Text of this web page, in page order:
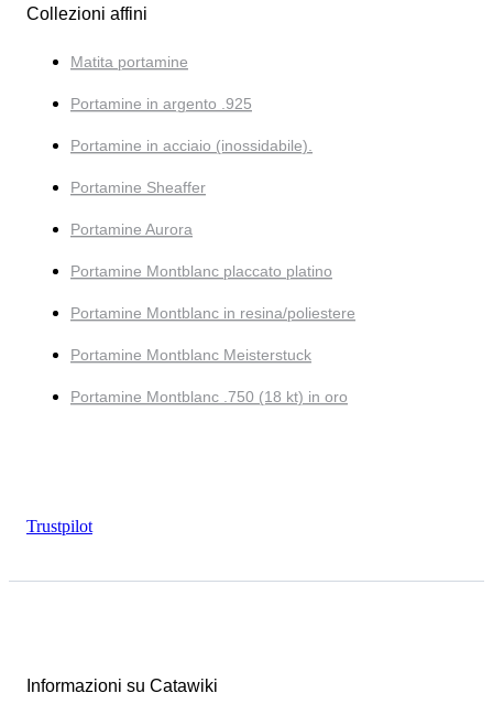
Collezioni affini
Matita portamine
Portamine in argento .925
Portamine in acciaio (inossidabile).
Portamine Sheaffer
Portamine Aurora
Portamine Montblanc placcato platino
Portamine Montblanc in resina/poliestere
Portamine Montblanc Meisterstuck
Portamine Montblanc .750 (18 kt) in oro
Trustpilot
Informazioni su Catawiki